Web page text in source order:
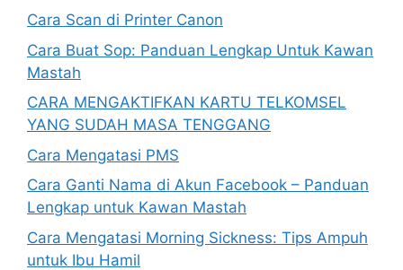
Cara Scan di Printer Canon
Cara Buat Sop: Panduan Lengkap Untuk Kawan
Mastah
CARA MENGAKTIFKAN KARTU TELKOMSEL
YANG SUDAH MASA TENGGANG
Cara Mengatasi PMS
Cara Ganti Nama di Akun Facebook – Panduan
Lengkap untuk Kawan Mastah
Cara Mengatasi Morning Sickness: Tips Ampuh
untuk Ibu Hamil